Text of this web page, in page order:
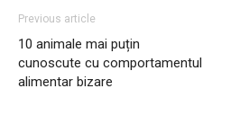
Previous article
10 animale mai puțin
cunoscute cu comportamentul
alimentar bizare